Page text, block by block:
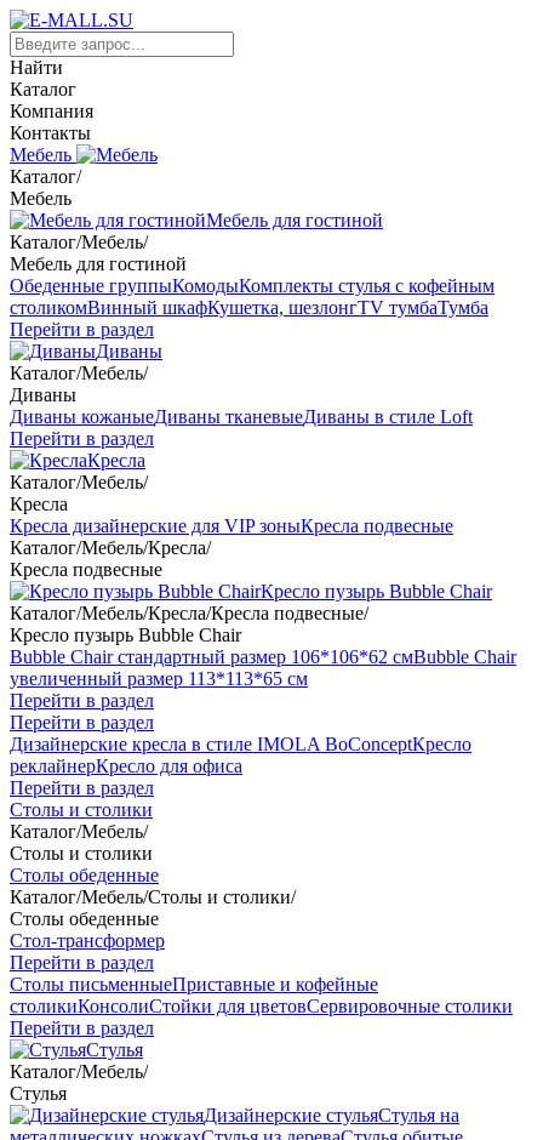
Найти
Каталог
Компания
Контакты
Мебель
Каталог/
Мебель
Мебель для гостиной
Каталог/Мебель/
Мебель для гостиной
Обеденные группыКомодыКомплекты стулья с кофейным
столикомВинный шкафКушетка, шезлонгTV тумбаТумба
Перейти в раздел
Диваны
Каталог/Мебель/
Диваны
Диваны кожаныеДиваны тканевыеДиваны в стиле Loft
Перейти в раздел
Кресла
Каталог/Мебель/
Кресла
Кресла дизайнерские для VIP зоныКресла подвесные
Каталог/Мебель/Кресла/
Кресла подвесные
Кресло пузырь Bubble Chair
Каталог/Мебель/Кресла/Кресла подвесные/
Кресло пузырь Bubble Chair
Bubble Chair стандартный размер 106*106*62 смBubble Chair
увеличенный размер 113*113*65 см
Перейти в раздел
Перейти в раздел
Дизайнерские кресла в стиле IMOLA BoConceptКресло
реклайнерКресло для офиса
Перейти в раздел
Столы и столики
Каталог/Мебель/
Столы и столики
Столы обеденные
Каталог/Мебель/Столы и столики/
Столы обеденные
Стол-трансформер
Перейти в раздел
Столы письменныеПриставные и кофейные
столикиКонсолиСтойки для цветовСервировочные столики
Перейти в раздел
Стулья
Каталог/Мебель/
Стулья
Дизайнерские стульяСтулья на